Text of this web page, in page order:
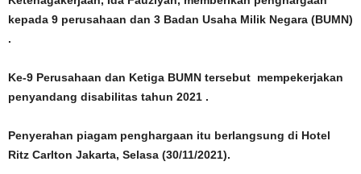
kepada 9 perusahaan dan 3 Badan Usaha Milik Negara (BUMN)
.
Ke-9 Perusahaan dan Ketiga BUMN tersebut mempekerjakan
penyandang disabilitas tahun 2021 .
Penyerahan piagam penghargaan itu berlangsung di Hotel
Ritz Carlton Jakarta, Selasa (30/11/2021).